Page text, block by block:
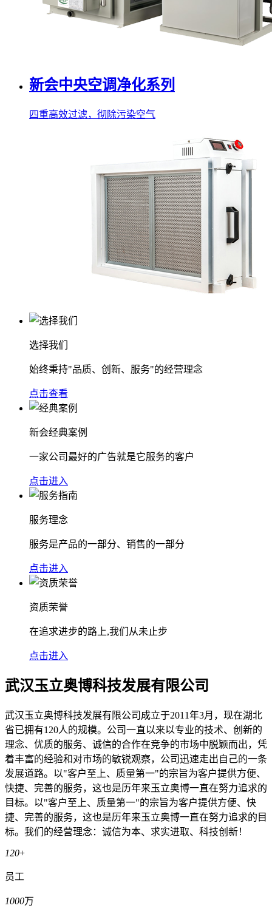
新会中央空调净化系列
四重高效过滤，彻除污染空气
选择我们
始终秉持"品质、创新、服务"的经营理念
点击查看
新会经典案例
一家公司最好的广告就是它服务的客户
点击进入
服务理念
服务是产品的一部分、销售的一部分
点击进入
资质荣誉
在追求进步的路上,我们从未止步
点击进入
武汉玉立奥博科技发展有限公司
武汉玉立奥博科技发展有限公司成立于2011年3月，现在湖北
省已拥有120人的规模。公司一直以来以专业的技术、创新的
理念、优质的服务、诚信的合作在竞争的市场中脱颖而出，凭
着丰富的经验和对市场的敏锐观察，公司迅速走出自己的一条
发展道路。以"客户至上、质量第一"的宗旨为客户提供方便、
快捷、完善的服务，这也是历年来玉立奥博一直在努力追求的
目标。以"客户至上、质量第一"的宗旨为客户提供方便、快
捷、完善的服务，这也是历年来玉立奥博一直在努力追求的目
标。我们的经营理念：诚信为本、求实进取、科技创新！
120+
员工
1000万